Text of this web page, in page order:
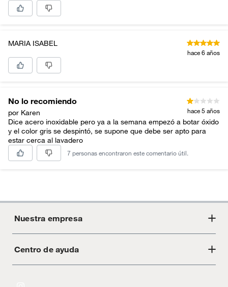
MARIA ISABEL
hace 6 años
No lo recomiendo
por Karen hace 5 años
Dice acero inoxidable pero ya a la semana empezó a botar óxido
y el color gris se despintó, se supone que debe ser apto para
estar cerca al lavadero
7 personas encontraron este comentario útil.
Nuestra empresa
Acerca de Crate
Centro de ayuda